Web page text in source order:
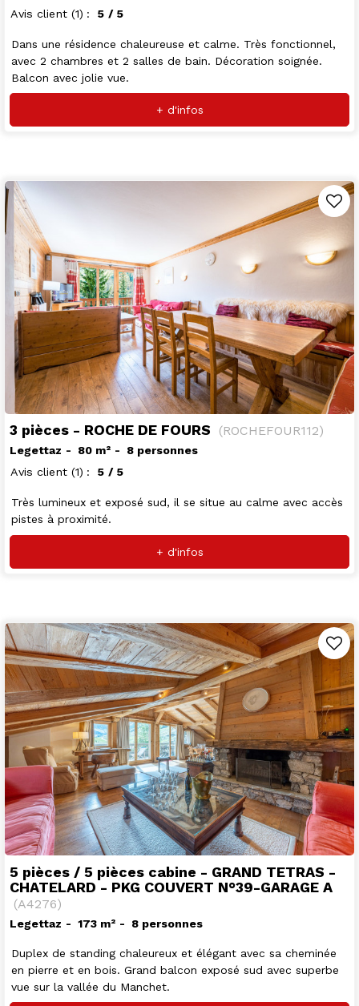
Avis client (1) 5 / 5
Dans une résidence chaleureuse et calme. Très fonctionnel,
avec 2 chambres et 2 salles de bain. Décoration soignée.
Balcon avec jolie vue.
+ d'infos
3 pièces - ROCHE DE FOURS (ROCHEFOUR112)
Legettaz 80 m²
8 personnes
Avis client (1) 5 / 5
Très lumineux et exposé sud, il se situe au calme avec accès
pistes à proximité.
+ d'infos
5 pièces / 5 pièces cabine - GRAND TETRAS -
CHATELARD - PKG COUVERT N°39-GARAGE A
(A4276)
Legettaz 173 m² 8 personnes
Duplex de standing chaleureux et élégant avec sa cheminée
en pierre et en bois. Grand balcon exposé sud avec superbe
vue sur la vallée du Manchet.